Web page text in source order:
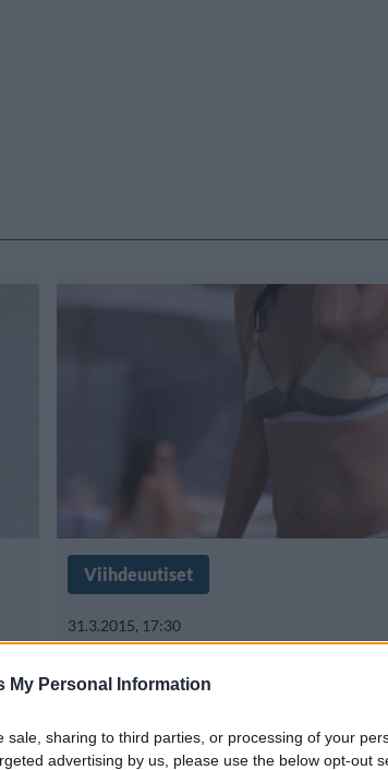
My Personal Information
sale, sharing to third parties, or processing of your
advertising by us, please use the below opt-out
Viihdeuutiset
31.3.2015, 17:30
Josie Maranin
valahti